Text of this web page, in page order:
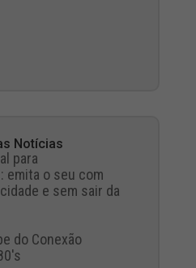
Notícias
para
emita o seu com
e sem sair da
do Conexão